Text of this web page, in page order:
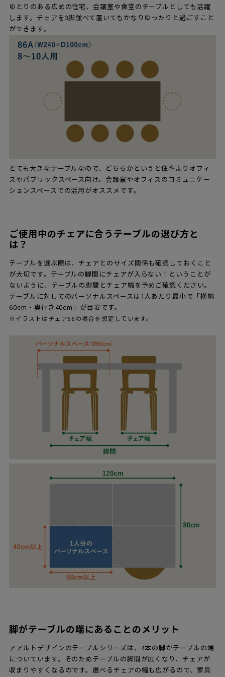
ゆとりのある広めの住宅、会議室や食堂のテーブルとしても活躍
します。チェアを3脚並べて置いてもかなりゆったりと過ごすこと
ができます。
とても大きなテーブルなので、どちらかというと住宅よりオフィ
スやパブリックスペース向け。会議室やオフィスのコミュニケー
ションスペースでの活用がオススメです。
ご使用中のチェアに合うテーブルの選び方と
は？
テーブルを選ぶ際は、チェアとのサイズ関係も確認しておくこと
が大切です。テーブルの脚間にチェアが入らない！ということが
ないように、テーブルの脚間とチェア幅を予めご確認ください。
テーブルに対してのパーソナルスペースは1人あたり最小で「横幅
60cm・奥行き40cm」が目安です。
※イラストはチェア66の場合を想定しています。
脚がテーブルの端にあることのメリット
アアルトデザインのテーブルシリーズは、4本の脚がテーブルの端
についています。そのためテーブルの脚間が広くなり、チェアが
収まりやすくなるのです。選べるチェアの幅も広がるので、家具